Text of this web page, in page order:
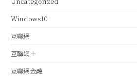
Windows10
互聯網
互聯網＋
互聯網金融